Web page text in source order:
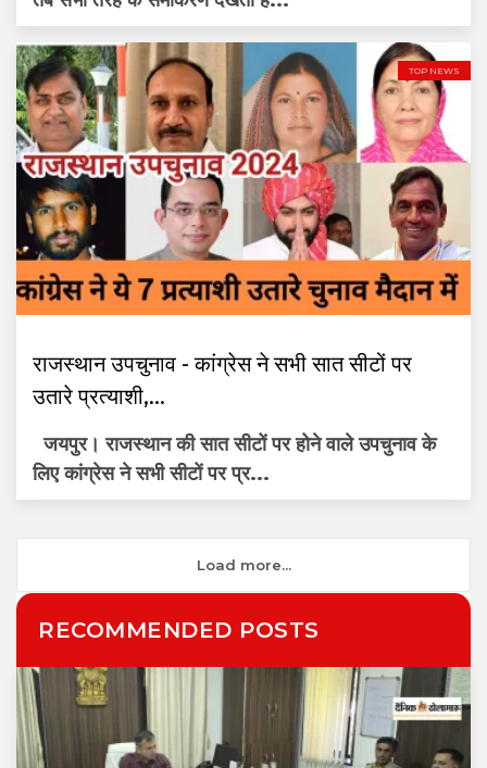
TOP NEWS
राजस्थान उपचुनाव - कांग्रेस ने सभी सात सीटों पर
उतारे प्रत्याशी,...
जयपुर। राजस्थान की सात सीटों पर होने वाले उपचुनाव के
लिए कांग्रेस ने सभी सीटों पर प्र...
Load more...
RECOMMENDED POSTS